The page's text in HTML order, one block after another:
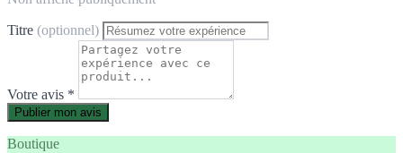
Titre (optionnel)
Votre avis *
Publier mon avis
Boutique